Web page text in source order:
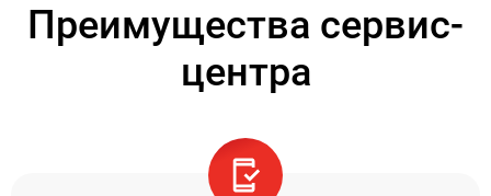
Преимущества сервис-
центра